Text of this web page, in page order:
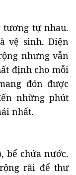
tương tự nhau.
vệ sinh. Diện
nhưng vẫn
định cho mỗi
đón được
những phút
nhất.
bể chứa nước.
rãi để thư